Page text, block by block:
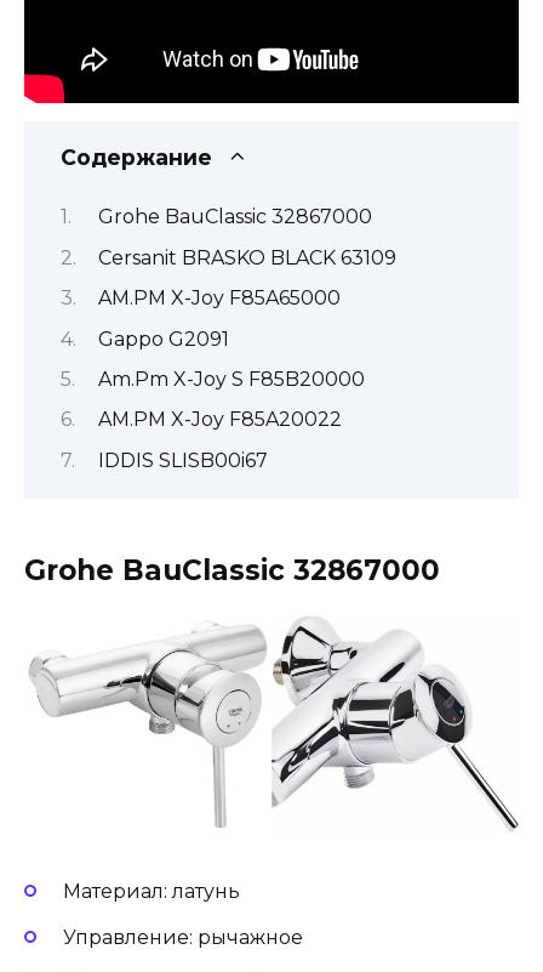
Содержание
Grohe BauClassic 32867000
Cersanit BRASKO BLACK 63109
AM.PM X-Joy F85A65000
Gappo G2091
Am.Pm X-Joy S F85B20000
AM.PM X-Joy F85A20022
IDDIS SLISB00i67
Grohe BauClassic 32867000
Материал: латунь
Управление: рычажное